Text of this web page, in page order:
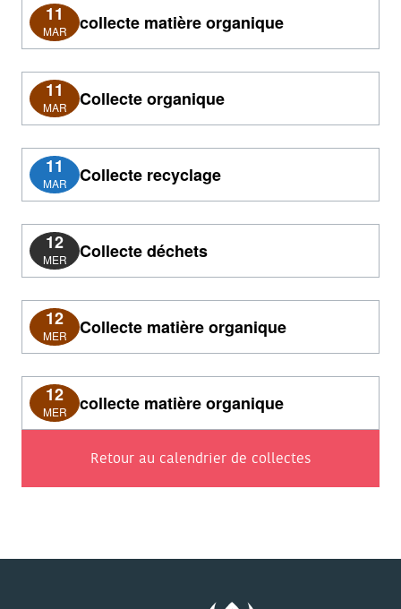
11
MAR collecte matière organique
11
MAR Collecte organique
11
MAR Collecte recyclage
12
MER Collecte déchets
12
MER Collecte matière organique
12
MER collecte matière organique
Retour au calendrier de collectes